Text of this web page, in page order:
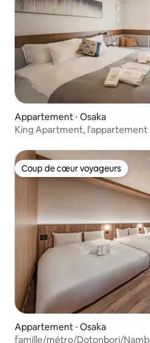
Appartement ⋅ Osaka
King Apartment, l'appartement
Coup de cœur voyageurs
Coup de cœur voyageurs
Appartement ⋅ Osaka
famille/métro/Dotonbori/